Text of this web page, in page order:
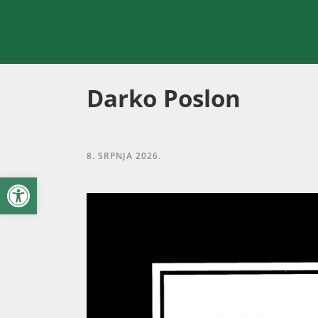
Open toolbar
Darko Poslon
8. SRPNJA 2026.